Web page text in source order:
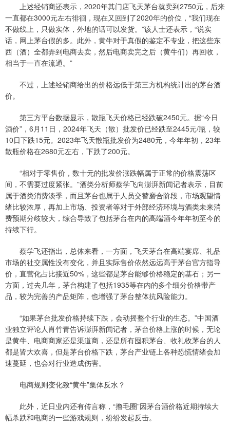
上述经销商还表示，2020年其门店飞天茅台就卖到2750元，后来
一直都在3000元左右徘徊，现在又回到了2020年的价位，“我们现在
不做线上，只做实体，外地的话可以发货。”该人士还表示，“说实
话，网上茅台假的多。此外，黄牛对于真假的鉴定不专业，把这些东
西（酒）全都弄到电商去卖，然后电商卖完之后（黄牛们）再回收，
相当于一直在流通。”
不过，上述经销商给出的价格远低于第三方机构统计出的茅台酒
价。
第三方平台数据显示，散瓶飞天价格已经跌破2450元。据“今日
酒价”，6月11日，2024年飞天（散）批发价已经跌至2445元/瓶，较
10日下跌15元。2023年飞天散瓶批发价为2480元，今年年初，23年
散瓶价格在2680元左右，下跌了200元。
“相对于零售价，数十元的批发价涨跌幅属于正常的价格震荡区
间，不需要过度紧张。”酒类分析师蔡学飞向澎湃新闻记者表示，目前
属于酒类消费淡季，而且茅台也属于人员交替磨合阶段，市场观望情
绪比较浓厚，再加上市场、投资者等对于外部经济环境与酒类未来消
费预期分歧较大，综合导致了包括茅台在内的高端酒今年年初至今的
持续下行。
蔡学飞还指出，总体来看，一方面，飞天茅台在高端宴席、礼品
市场的社交属性没有变化，并且实际售价依然远远高于茅台官方指导
价，直营化占比接近50%，这些都是茅台能够价格稳定的基石；另一
方面，过去几年，茅台构建了包括1935等在内的多个细分价格带产
品，较为完善的产品矩阵，也增强了茅台整体抗风险能力。
“如果茅台批发价格持续下跌，会动摇整个行业的生态。”中国酒
业独立评论人肖竹青告诉澎湃新闻记者，茅台价格上涨的时候，无论
是黄牛、电商商家还是渠道商，还是所有囤积茅台、收礼收茅台的人
都是皆大欢喜，但是茅台价格下跌，茅台产业链上各种恐慌情绪会加
速蔓延，也会对行业造成伤害。
电商规则变化致“黄牛”集体反水？
此外，近日业内还有传言称，“撸毛圈”因茅台酒价格近期持续大
幅杀跌和电商的一些游戏规则，纷纷发起反击。